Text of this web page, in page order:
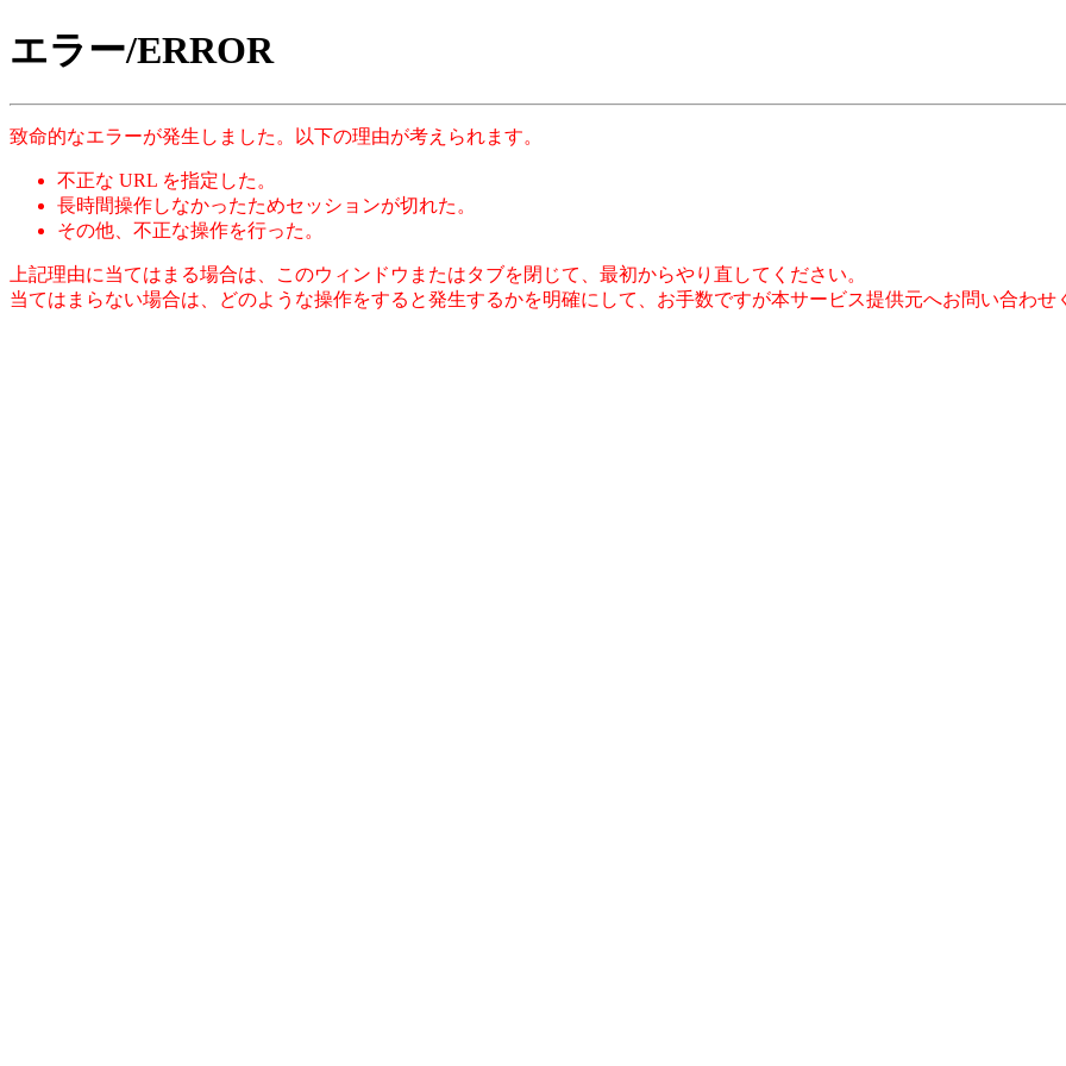
エラー/ERROR
致命的なエラーが発生しました。以下の理由が考えられます。
不正な URL を指定した。
長時間操作しなかったためセッションが切れた。
その他、不正な操作を行った。
上記理由に当てはまる場合は、このウィンドウまたはタブを閉じて、最初からやり直してください。
当てはまらない場合は、どのような操作をすると発生するかを明確にして、お手数ですが本サービス提供元へお問い合わせ